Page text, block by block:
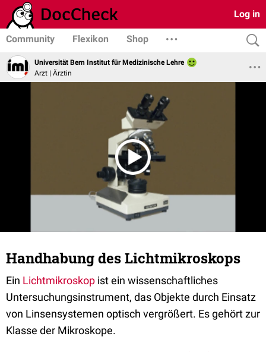
Log in
Community Flexikon Shop
Universität Bern Institut für Medizinische Lehre
Arzt | Ärztin
Handhabung des Lichtmikroskops
Ein Lichtmikroskop ist ein wissenschaftliches
Untersuchungsinstrument, das Objekte durch Einsatz
von Linsensystemen optisch vergrößert. Es gehört zur
Klasse der Mikroskope.